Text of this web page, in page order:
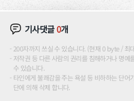
기사댓글0개
200자까지 쓰실 수 있습니다. (현재 0 byte / 최
저작권 등 다른 사람의 권리를 침해하거나 명
수 있습니다.
타인에게 불쾌감을 주는 욕설 등 비하하는 단
단에 의해 삭제 합니다.